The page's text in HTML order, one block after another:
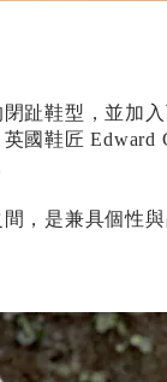
趾鞋型，並加
國鞋匠 Edward
，是兼具個性